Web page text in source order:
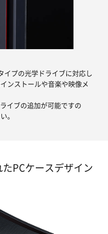
イプの光学ドライブに対応し
ンストールや音楽や映像メ
イブの追加が可能ですの
。
PCケースデザイン